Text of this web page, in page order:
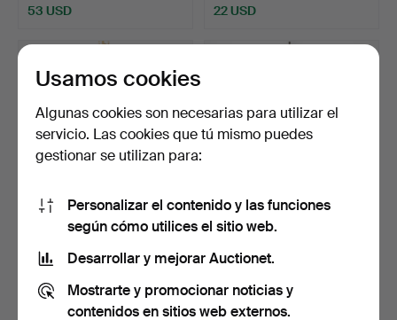
53 USD 22 USD
LÁMPARA DE TECHO,
modelo de latón, 5 punto…
Subastado 25 jul 2026
1 puja
22 USD
LÁMPARA DE PIE. Metal y
plástico, aprox. a…
1 puja
22 USD
Usamos cookies
Algunas cookies son necesarias para utilizar el
servicio. Las cookies que tú mismo puedes
gestionar se utilizan para:
Personalizar el contenido y las funciones
según cómo utilices el sitio web.
Desarrollar y mejorar Auctionet.
Mostrarte y promocionar noticias y
contenidos en sitios web externos.